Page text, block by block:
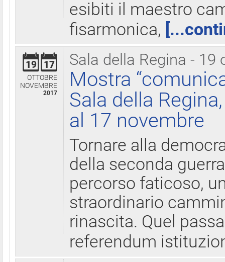
esibiti il maestro
fisarmonica,
Sala della Regina - 19
19 17
OTTOBRE
NOVEMBRE
2017
Mostra
Sala della
al 17 novembre
Tornare alla
della seconda
percorso faticoso,
straordinario
rinascita. Quel
referendum